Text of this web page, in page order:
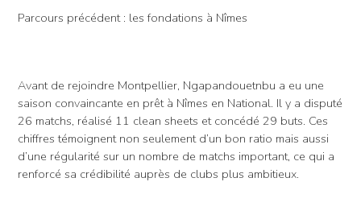
Parcours précédent : les fondations à Nîmes
Avant de rejoindre Montpellier, Ngapandouetnbu a eu une
saison convaincante en prêt à Nîmes en National. Il y a disputé
26 matchs, réalisé 11 clean sheets et concédé 29 buts. Ces
chiffres témoignent non seulement d’un bon ratio mais aussi
d’une régularité sur un nombre de matchs important, ce qui a
renforcé sa crédibilité auprès de clubs plus ambitieux.